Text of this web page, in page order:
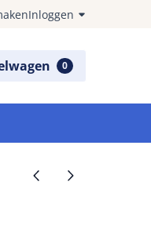
Inloggen
0